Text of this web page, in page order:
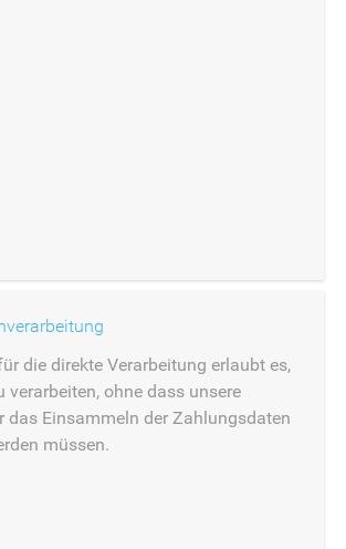
die direkte Verarbeitung erlaubt es,
verarbeiten, ohne dass unsere
das Einsammeln der Zahlungsdaten
müssen.